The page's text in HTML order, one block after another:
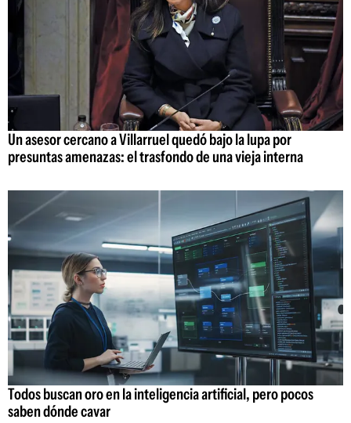
Un asesor cercano a Villarruel quedó bajo la lupa por
presuntas amenazas: el trasfondo de una vieja interna
Todos buscan oro en la inteligencia artificial, pero pocos
saben dónde cavar